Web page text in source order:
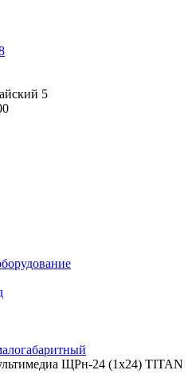
5
ЩРн-24 (1х24) TITAN